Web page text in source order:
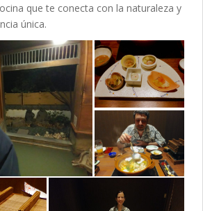
que te conecta con la naturaleza y
única.